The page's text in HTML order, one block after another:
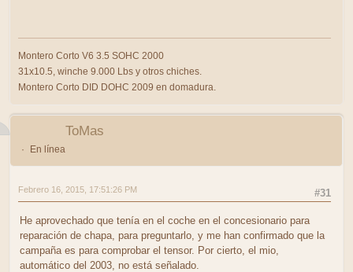
Montero Corto V6 3.5 SOHC 2000
31x10.5, winche 9.000 Lbs y otros chiches.
Montero Corto DID DOHC 2009 en domadura.
ToMas
En línea
#31
Febrero 16, 2015, 17:51:26 PM
He aprovechado que tenía en el coche en el concesionario para
reparación de chapa, para preguntarlo, y me han confirmado que la
campaña es para comprobar el tensor. Por cierto, el mio,
automático del 2003, no está señalado.